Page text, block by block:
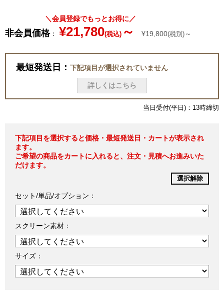
＼会員登録でもっとお得に／
非会員価格： ¥21,780(税込) ～ ¥19,800(税別) ～
最短発送日： 下記項目が選択されていません
詳しくはこちら
当日受付(平日)：13時締切
下記項目を選択すると価格・最短発送日・カートが表示され
ます。
ご希望の商品をカートに入れると、注文・見積へお進みいた
だけます。
選択解除
セット/単品/オプション：
スクリーン素材：
サイズ：